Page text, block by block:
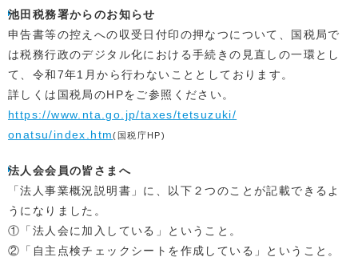
池田税務署からのお知らせ
申告書等の控えへの収受日付印の押なつについて、国税局で
は税務行政のデジタル化における手続きの見直しの一環とし
て、令和7年1月から行わないこととしております。
詳しくは国税局のHPをご参照ください。
https://www.nta.go.jp/taxes/tetsuzuki/
onatsu/index.htm(国税庁HP)
法人会会員の皆さまへ
「法人事業概況説明書」に、以下２つのことが記載できるよ
うになりました。
①「法人会に加入している」ということ。
②「自主点検チェックシートを作成している」ということ。